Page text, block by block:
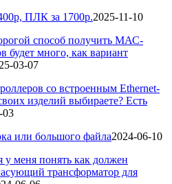
ПЛК за 1700р.2025-11-10
способ получить МАС-
будет много, как вариант
03-07
со встроенным Ethernet-
изделий выбираете? Есть
03
или большого файла2024-06-10
у меня понять как должен
трансформатор для